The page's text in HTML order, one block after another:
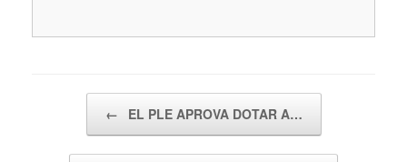
← EL PLE APROVA DOTAR A…